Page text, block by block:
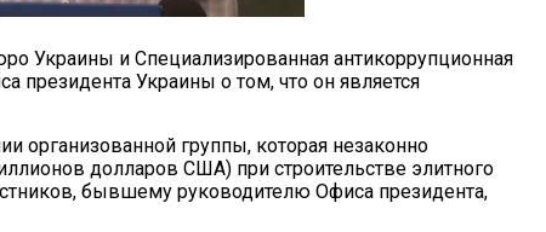
Украины и Специализированная антикоррупционная
президента Украины о том, что он является
организованной группы, которая незаконно
долларов США) при строительстве элитного
бывшему руководителю Офиса президента,